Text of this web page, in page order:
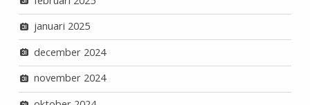
januari 2025
december 2024
november 2024